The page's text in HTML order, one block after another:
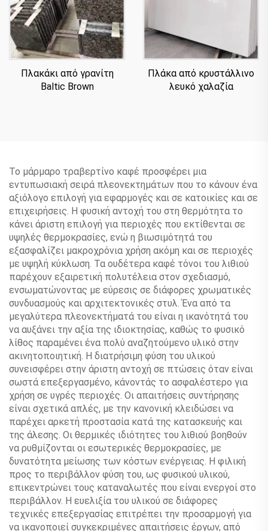
Πλακάκι από γρανίτη
Baltic Brown
Πλάκα από κρυστάλλινο
λευκό χαλαζία
Το μάρμαρο τραβερτίνο καφέ προσφέρει μια
εντυπωσιακή σειρά πλεονεκτημάτων που το κάνουν ένα
αξιόλογο επιλογή για εφαρμογές και σε κατοικίες και σε
επιχειρήσεις. Η φυσική αντοχή του στη θερμότητα το
κάνει άριστη επιλογή για περιοχές που εκτίθενται σε
υψηλές θερμοκρασίες, ενώ η βιωσιμότητά του
εξασφαλίζει μακροχρόνια χρήση ακόμη και σε περιοχές
με υψηλή κύκλωση. Τα ουδέτερα καφέ τόνοι του λιθιού
παρέχουν εξαιρετική πολυτέλεια στον σχεδιασμό,
ενσωματώνοντας με εύρεσις σε διάφορες χρωματικές
συνδυασμούς και αρχιτεκτονικές στυλ. Ένα από τα
μεγαλύτερα πλεονεκτήματά του είναι η ικανότητά του
να αυξάνει την αξία της ιδιοκτησίας, καθώς το φυσικό
λίθος παραμένει ένα πολύ αναζητούμενο υλικό στην
ακινητοποιητική. Η διατρήσιμη φύση του υλικού
συνεισφέρει στην άριστη αντοχή σε πτώσεις όταν είναι
σωστά επεξεργασμένο, κάνοντάς το ασφαλέστερο για
χρήση σε υγρές περιοχές. Οι απαιτήσεις συντήρησης
είναι σχετικά απλές, με την κανονική κλειδώσει να
παρέχει αρκετή προστασία κατά της κατασκευής και
της άλεσης. Οι θερμικές ιδιότητες του λιθιού βοηθούν
να ρυθμίζονται οι εσωτερικές θερμοκρασίες, με
δυνατότητα μείωσης των κόστων ενέργειας. Η φιλική
προς το περιβάλλον φύση του, ως φυσικού υλικού,
επικεντρώνει τους καταναλωτές που είναι ενεργοί στο
περιβάλλον. Η ευελιξία του υλικού σε διάφορες
τεχνικές επεξεργασίας επιτρέπει την προσαρμογή για
να ικανοποιεί συγκεκριμένες απαιτήσεις έργων, από